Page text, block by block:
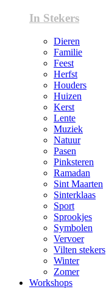
In Stekers
Dieren
Familie
Feest
Herfst
Houders
Huizen
Kerst
Lente
Muziek
Natuur
Pasen
Pinksteren
Ramadan
Sint Maarten
Sinterklaas
Sport
Sprookjes
Symbolen
Vervoer
Vilten stekers
Winter
Zomer
Workshops